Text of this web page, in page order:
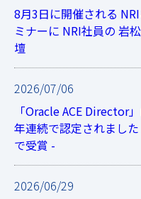
8月3日に開催される
ミナーに NRI社員の 岩
壇
2026/07/06
「Oracle ACE Director
年連続で認定されまし
で受賞 -
2026/06/29